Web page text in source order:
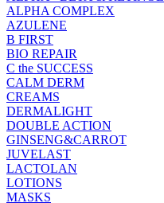
ALPHA COMPLEX
AZULENE
B FIRST
BIO REPAIR
C the SUCCESS
CALM DERM
CREAMS
DERMALIGHT
DOUBLE ACTION
GINSENG&CARROT
JUVELAST
LACTOLAN
LOTIONS
MASKS